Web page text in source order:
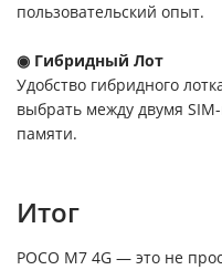
пользовательский опыт.
◉ Гибридный Лот
Удобство гибридного
выбрать между двумя
памяти.
Итог
POCO M7 4G — это не